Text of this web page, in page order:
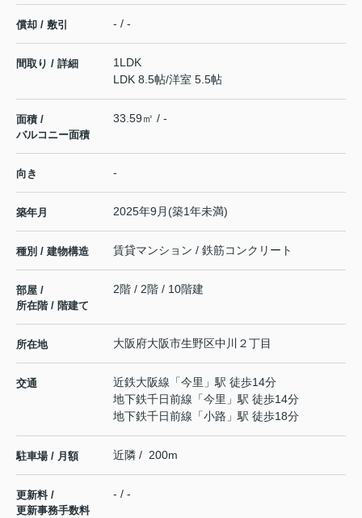
償却 / 敷引 - / -
間取り / 詳細
1LDK
LDK 8.5帖/洋室 5.5帖
面積 /
バルコニー面積
33.59㎡ / -
向き -
築年月 2025年9月(築1年未満)
種別 / 建物構造 賃貸マンション / 鉄筋コンクリート
部屋 /
所在階 / 階建て
2階 / 2階 / 10階建
所在地 大阪府大阪市生野区中川 ２丁目
交通 近鉄大阪線 「今里 」駅 徒歩14分
地下鉄千日前線 「今里 」駅 徒歩14分
地下鉄千日前線 「小路 」駅 徒歩18分
駐車場 / 月額 近隣 / 200m
更新料 /
更新事務手数料
- / -